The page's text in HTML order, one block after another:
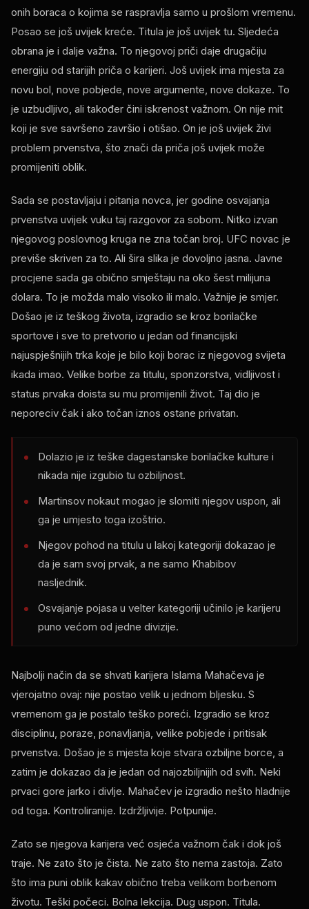
onih boraca o kojima se raspravlja samo u prošlom vremenu.
Posao se još uvijek kreće. Titula je još uvijek tu. Sljedeća
obrana je i dalje važna. To njegovoj priči daje drugačiju
energiju od starijih priča o karijeri. Još uvijek ima mjesta za
novu bol, nove pobjede, nove argumente, nove dokaze. To
je uzbudljivo, ali također čini iskrenost važnom. On nije mit
koji je sve savršeno završio i otišao. On je još uvijek živi
problem prvenstva, što znači da priča još uvijek može
promijeniti oblik.
Sada se postavljaju i pitanja novca, jer godine osvajanja
prvenstva uvijek vuku taj razgovor za sobom. Nitko izvan
njegovog poslovnog kruga ne zna točan broj. UFC novac je
previše skriven za to. Ali šira slika je dovoljno jasna. Javne
procjene sada ga obično smještaju na oko šest milijuna
dolara. To je možda malo visoko ili malo. Važnije je smjer.
Došao je iz teškog života, izgradio se kroz borilačke
sportove i sve to pretvorio u jedan od financijski
najuspješnijih trka koje je bilo koji borac iz njegovog svijeta
ikada imao. Velike borbe za titulu, sponzorstva, vidljivost i
status prvaka doista su mu promijenili život. Taj dio je
neporeciv čak i ako točan iznos ostane privatan.
Dolazio je iz teške dagestanske borilačke kulture i
nikada nije izgubio tu ozbiljnost.
Martinsov nokaut mogao je slomiti njegov uspon, ali
ga je umjesto toga izoštrio.
Njegov pohod na titulu u lakoj kategoriji dokazao je
da je sam svoj prvak, a ne samo Khabibov
nasljednik.
Osvajanje pojasa u velter kategoriji učinilo je karijeru
puno većom od jedne divizije.
Najbolji način da se shvati karijera Islama Mahačeva je
vjerojatno ovaj: nije postao velik u jednom bljesku. S
vremenom ga je postalo teško poreći. Izgradio se kroz
disciplinu, poraze, ponavljanja, velike pobjede i pritisak
prvenstva. Došao je s mjesta koje stvara ozbiljne borce, a
zatim je dokazao da je jedan od najozbiljnijih od svih. Neki
prvaci gore jarko i divlje. Mahačev je izgradio nešto hladnije
od toga. Kontroliranije. Izdržljivije. Potpunije.
Zato se njegova karijera već osjeća važnom čak i dok još
traje. Ne zato što je čista. Ne zato što nema zastoja. Zato
što ima puni oblik kakav obično treba velikom borbenom
životu. Teški počeci. Bolna lekcija. Dug uspon. Titula.